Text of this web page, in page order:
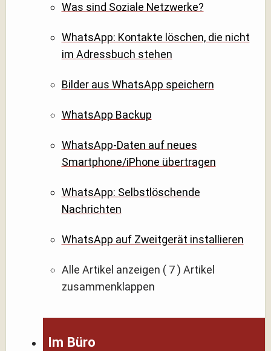
Was sind Soziale Netzwerke?
WhatsApp: Kontakte löschen, die nicht
im Adressbuch stehen
Bilder aus WhatsApp speichern
WhatsApp Backup
WhatsApp-Daten auf neues
Smartphone/iPhone übertragen
WhatsApp: Selbstlöschende
Nachrichten
WhatsApp auf Zweitgerät installieren
Alle Artikel anzeigen ( 7 ) Artikel
zusammenklappen
Im Büro